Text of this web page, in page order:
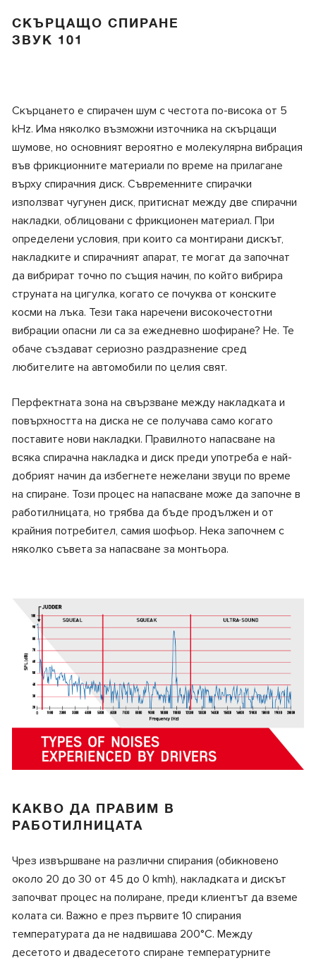
СКЪРЦАЩО СПИРАНЕ
ЗВУК 101
Скърцането е спирачен шум с честота по-висока от 5
kHz. Има няколко възможни източника на скърцащи
шумове, но основният вероятно е молекулярна вибрация
във фрикционните материали по време на прилагане
върху спирачния диск. Съвременните спирачки
използват чугунен диск, притиснат между две спирачни
накладки, облицовани с фрикционен материал. При
определени условия, при които са монтирани дискът,
накладките и спирачният апарат, те могат да започнат
да вибрират точно по същия начин, по който вибрира
струната на цигулка, когато се почуква от конските
косми на лъка. Тези така наречени високочестотни
вибрации опасни ли са за ежедневно шофиране? Не. Те
обаче създават сериозно раздразнение сред
любителите на автомобили по целия свят.
Перфектната зона на свързване между накладката и
повърхността на диска не се получава само когато
поставите нови накладки. Правилното напасване на
всяка спирачна накладка и диск преди употреба е най-
добрият начин да избегнете нежелани звуци по време
на спиране. Този процес на напасване може да започне в
работилницата, но трябва да бъде продължен и от
крайния потребител, самия шофьор. Нека започнем с
няколко съвета за напасване за монтьора.
КАКВО ДА ПРАВИМ В
РАБОТИЛНИЦАТА
Чрез извършване на различни спирания (обикновено
около 20 до 30 от 45 до 0 kmh), накладката и дискът
започват процес на полиране, преди клиентът да вземе
колата си. Важно е през първите 10 спирания
температурата да не надвишава 200°C. Между
десетото и двадесетото спиране температурните